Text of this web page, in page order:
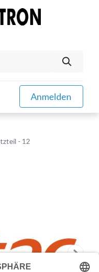
Anmelden
- 12